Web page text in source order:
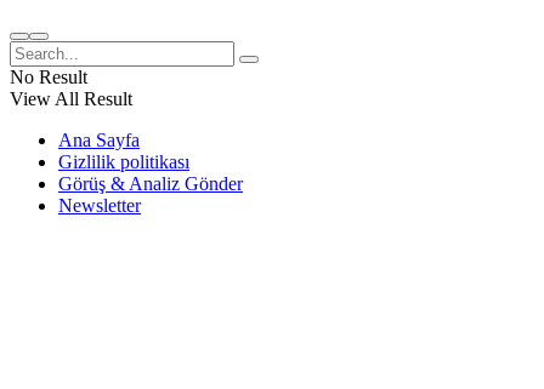
No Result
View All Result
Ana Sayfa
Gizlilik politikası
Görüş & Analiz Gönder
Newsletter